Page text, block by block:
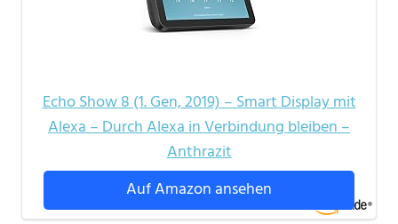
Echo Show 8 (1. Gen, 2019) – Smart Display mit
Alexa – Durch Alexa in Verbindung bleiben –
Anthrazit
Auf Amazon ansehen